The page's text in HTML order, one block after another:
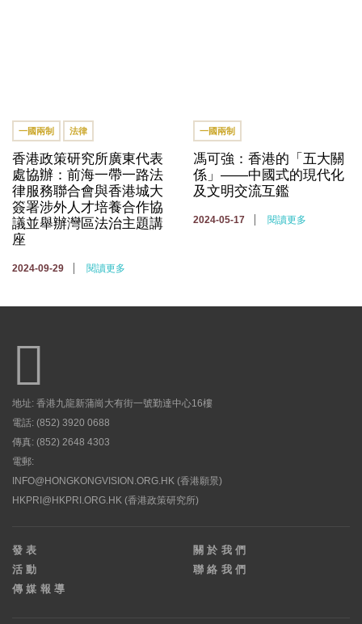
一國兩制 法律
香港政策研究所廣東代表
處協辦：前海一帶一路法
律服務聯合會與香港城大
簽署涉外人才培養合作協
議並舉辦灣區法治主題講
座
2024-09-29 閱讀更多
一國兩制
馮可強：香港的「五大關
係」——中國式的現代化
及文明交流互鑑
2024-05-17 閱讀更多
地址: 香港九龍新蒲崗大有街一號勤達中心16樓
電話: (852) 3920 0688
傳真: (852) 2648 4303
電郵:
INFO@HONGKONGVISION.ORG.HK (香港願景)
HKPRI@HKPRI.ORG.HK (香港政策研究所)
發表
活動
傳媒報導
關於我們
聯絡我們